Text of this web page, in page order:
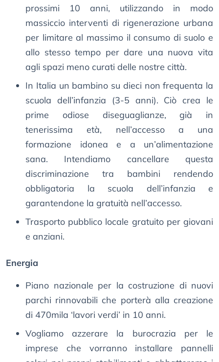
prossimi 10 anni, utilizzando in modo
massiccio interventi di rigenerazione urbana
per limitare al massimo il consumo di suolo e
allo stesso tempo per dare una nuova vita
agli spazi meno curati delle nostre città.
In Italia un bambino su dieci non frequenta la
scuola dell’infanzia (3-5 anni). Ciò crea le
prime odiose diseguaglianze, già in
tenerissima età, nell’accesso a una
formazione idonea e a un’alimentazione
sana. Intendiamo cancellare questa
discriminazione tra bambini rendendo
obbligatoria la scuola dell’infanzia e
garantendone la gratuità nell’accesso.
Trasporto pubblico locale gratuito per giovani
e anziani.
Energia
Piano nazionale per la costruzione di nuovi
parchi rinnovabili che porterà alla creazione
di 470mila ‘lavori verdi’ in 10 anni.
Vogliamo azzerare la burocrazia per le
imprese che vorranno installare pannelli